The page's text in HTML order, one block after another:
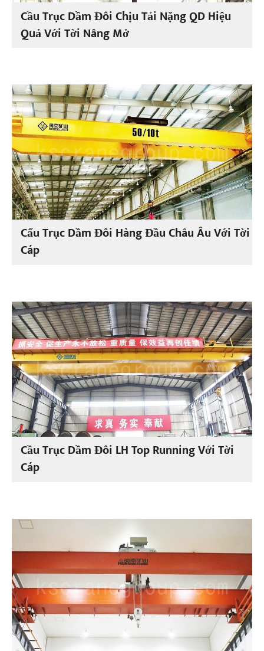
Cầu Trục Dầm Đôi Chịu Tải Nặng QD Hiệu
Quả Với Tời Nâng Mở
Cẩu Trục Dầm Đôi Hàng Đầu Châu Âu Với Tời
Cáp
Cầu Trục Dầm Đôi LH Top Running Với Tời
Cáp